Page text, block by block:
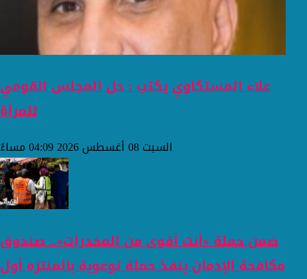
علاء المستكاوي يكتب : حل المجلس القومي
للمرأة
السبت 08 أغسطس 2026 04:09 مساءً
ضمن حملة «أنت أقوى من المخدرات».. صندوق
مكافحة الإدمان ينفذ حملة توعوية بالمنتزه أول